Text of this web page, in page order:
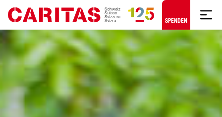
Zum Hauptinhalt springen
SPENDEN